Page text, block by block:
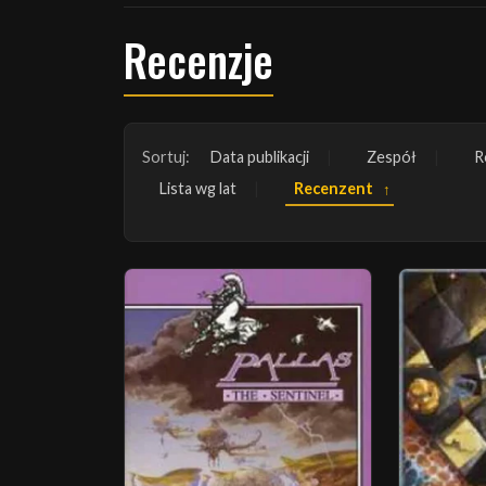
Recenzje
Sortuj: Data publikacji Zespół
Lista wg lat
Recenzent